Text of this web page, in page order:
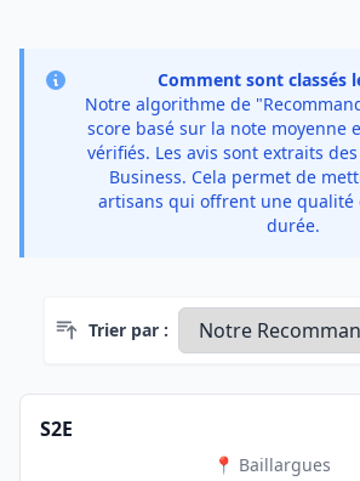
Comment sont classés
Notre algorithme de
score basé sur la note moyenne
vérifiés. Les avis sont extraits
Business. Cela permet de
artisans qui offrent une qualité
durée.
Trier par :
S2E
📍 Baillargues